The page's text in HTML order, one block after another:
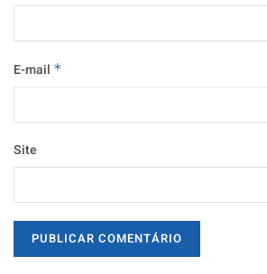
E-mail *
Site